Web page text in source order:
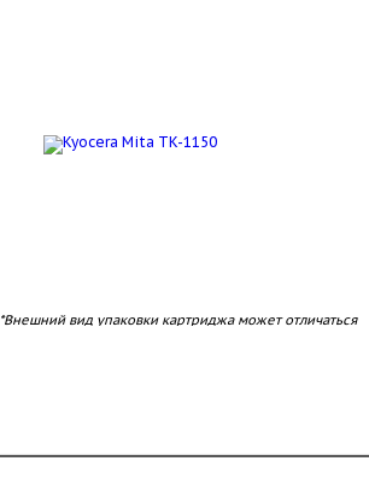
*Внешний вид упаковки картриджа может отличаться